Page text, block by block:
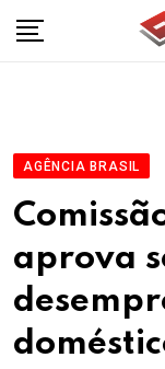
AGÊNCIA BRASIL
aprova